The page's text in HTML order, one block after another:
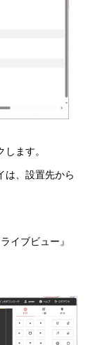
ます。
は、設置先から
イブビュー』